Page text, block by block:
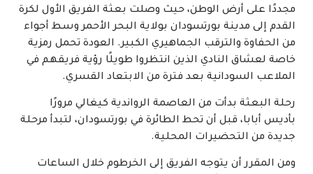
مجددًا على أرض الوطن، حيث وصلت بعثة الفريق الأول لكرة
القدم إلى مدينة بورتسودان بولاية البحر الأحمر وسط أجواء
من الحفاوة والترقب الجماهيري الكبير. العودة تحمل رمزية
خاصة لعشاق النادي الذين انتظروا طويلًا رؤية فريقهم في
الملاعب السودانية بعد فترة من الابتعاد القسري.
رحلة البعثة بدأت من العاصمة الرواندية كيغالي مرورًا
بأديس أبابا، قبل أن تحط الطائرة في بورتسودان، لتبدأ مرحلة
جديدة من التحضيرات المحلية.
ومن المقرر أن يتوجه الفريق إلى الخرطوم خلال الساعات